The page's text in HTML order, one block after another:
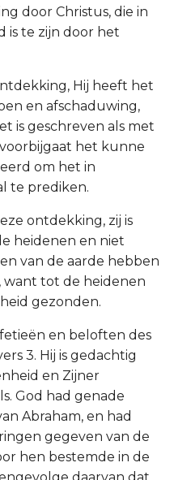
door Christus, die in
is te zijn door het
Hij heeft het
en afschaduwing,
is geschreven als met
het kunne
om het in
te prediken.
ontdekking, zij is
heidenen en niet
van de aarde hebben
want tot de heidenen
gezonden.
en beloften des
3. Hij is gedachtig
en Zijner
God had genade
Abraham, en had
gegeven van de
hen bestemde in de